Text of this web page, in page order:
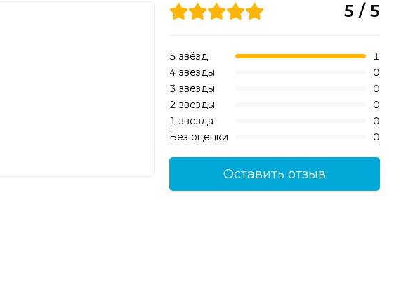
5 / 5
5 звёзд
1
4 звезды
0
3 звезды
0
2 звезды
0
1 звезда
0
Без оценки
0
Оставить отзыв